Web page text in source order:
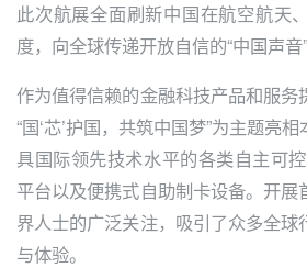
此次航展全面刷新中国在航空航天
度，向全球传递开放自信的“中国声音”
作为值得信赖的金融科技产品和服务
“国‘芯’护国，共筑中国梦”为主题亮
具国际领先技术水平的各类自主可
平台以及便携式自助制卡设备。开展
界人士的广泛关注，吸引了众多全
与体验。